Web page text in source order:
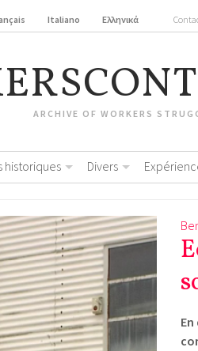
Italiano Ελληνικά
ARCHIVE OF WORKERS
historiques Divers